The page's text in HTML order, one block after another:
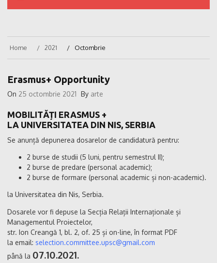
Home 2021 Octombrie
Erasmus+ Opportunity
On 25 octombrie 2021 By arte
MOBILITĂȚI ERASMUS +
LA UNIVERSITATEA DIN NIS, SERBIA
Se anunță depunerea dosarelor de candidatură pentru:
2 burse de studii (5 luni, pentru semestrul II);
2 burse de predare (personal academic);
2 burse de formare (personal academic și non-academic).
la Universitatea din Nis, Serbia.
Dosarele vor fi depuse la Secția Relații Internaționale și
Managementul Proiectelor,
str. Ion Creangă 1, bl. 2, of. 25 și on-line, în format PDF
la email: selection.committee.upsc@gmail.com
până la 07.10.2021.